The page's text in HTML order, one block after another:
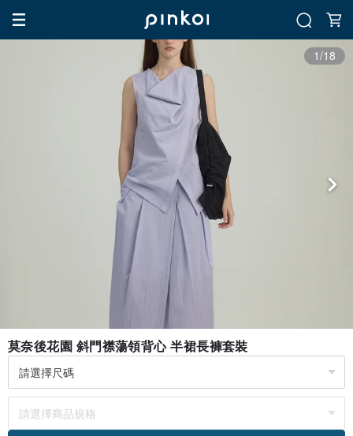
1/18
莫奈後花園 斜門襟蕩領背心 半裙長褲套裝